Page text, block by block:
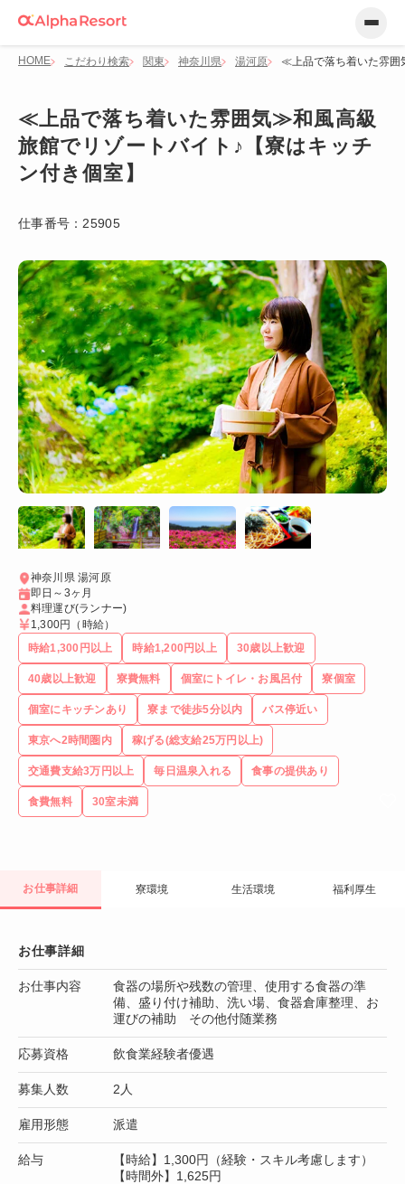
HOME こだわり検索 関東 神奈川県 湯河原 ≪上品で落ち着いた雰囲
≪上品で落ち着いた雰囲気≫和風高級
旅館でリゾートバイト♪【寮はキッチ
ン付き個室】
仕事番号： 25905
神奈川県 湯河原
即日～3ヶ月
料理運び(ランナー)
1,300円 （時給）
時給1,300円以上
時給1,200円以上 30歳以上歓迎
40歳以上歓迎 寮費無料 個室にトイレ・お風呂付 寮個室
個室にキッチンあり 寮まで徒歩5分以内 バス停近い
東京へ2時間圏内 稼げる(総支給25万円以上)
交通費支給3万円以上 毎日温泉入れる 食事の提供あり
食費無料 30室未満
お仕事詳細 寮環境 生活環境 福利厚生
お仕事詳細
お仕事内容
食器の場所や残数の管理、使用する食器の準
備、盛り付け補助、洗い場、食器倉庫整理、お
運びの補助 その他付随業務
応募資格 飲食業経験者優遇
募集人数 2人
雇用形態 派遣
給与
【時給】1,300円（経験・スキル考慮します）
【時間外】1,625円